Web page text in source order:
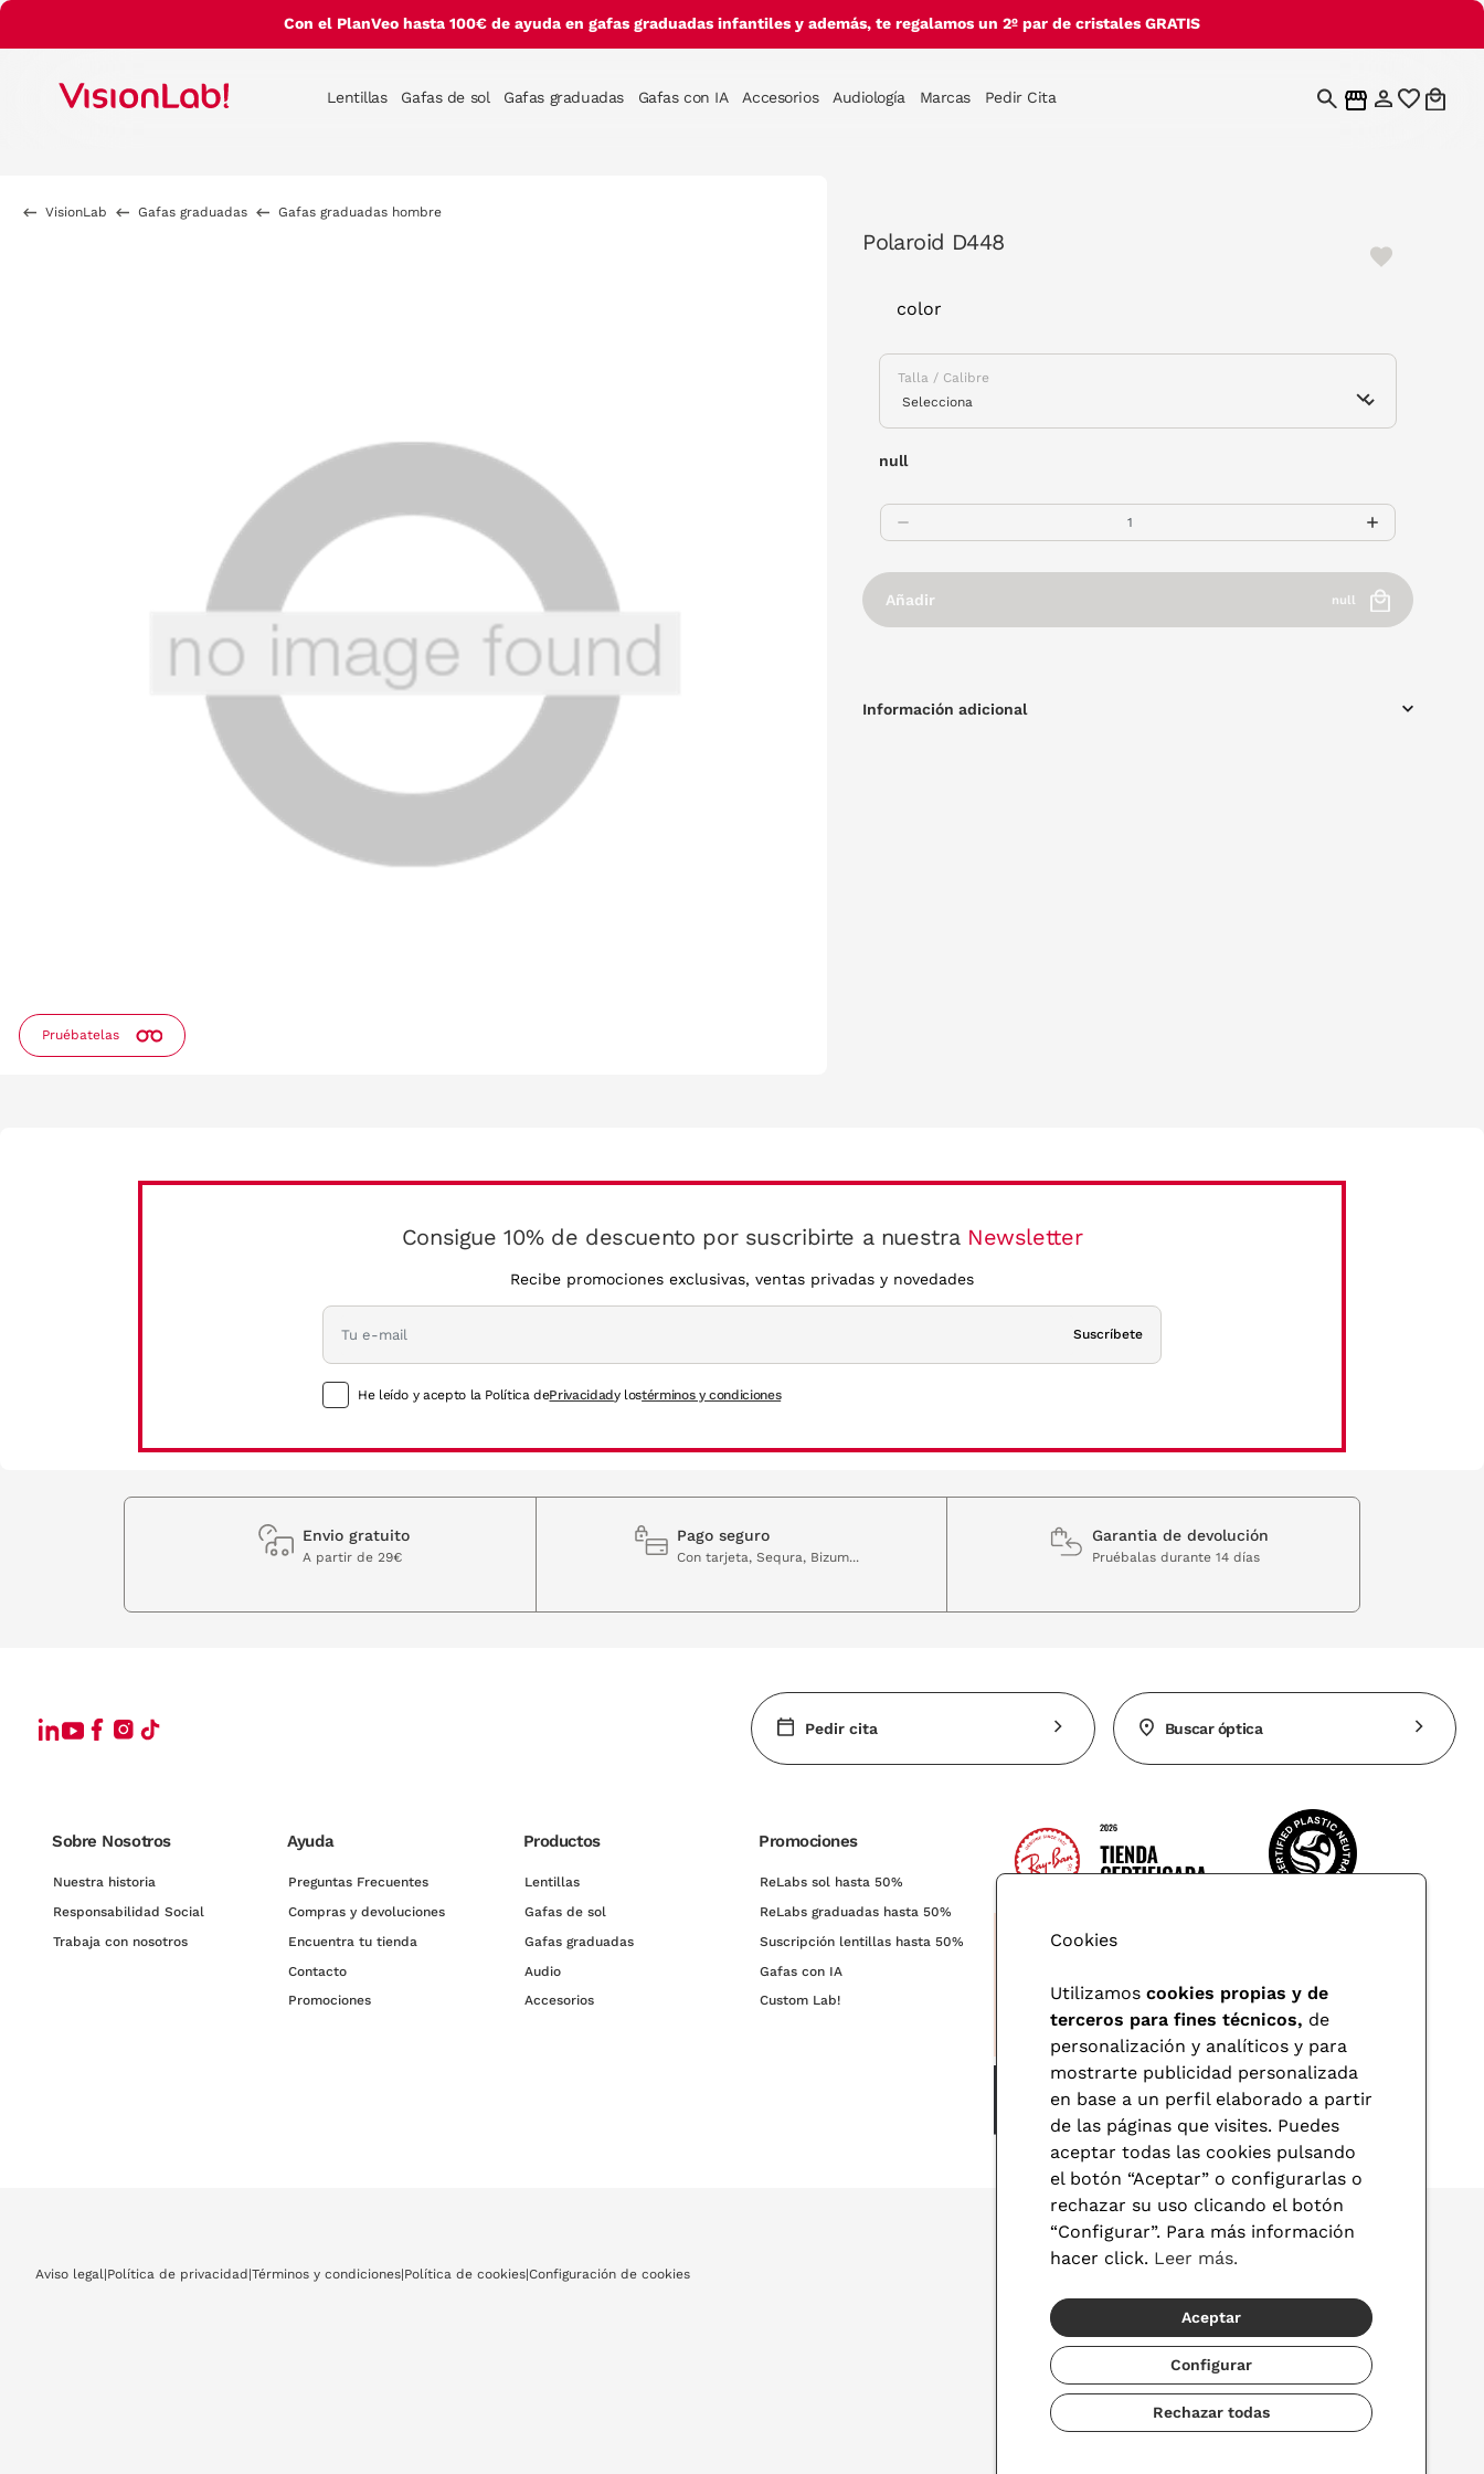
Con el PlanVeo hasta 100€ de ayuda en gafas graduadas infantiles y además, te regalamos un 2º par de cristales GRATIS
Lentillas Gafas de sol Gafas graduadas Gafas con IA Accesorios Audiología Marcas Pedir Cita
VisionLab Gafas graduadas Gafas graduadas hombre
Pruébatelas
Polaroid D448
color
Talla / Calibre
null
Añadir null
Información adicional
Consigue 10% de descuento por suscribirte a nuestra Newsletter
Recibe promociones exclusivas, ventas privadas y novedades
Suscríbete
He leído y acepto la Política dePrivacidady lostérminos y condiciones
Envio gratuito
A partir de 29€
Pago seguro
Con tarjeta, Sequra, Bizum...
Garantia de devolución
Pruébalas durante 14 días
Pedir cita Buscar óptica
Sobre Nosotros
Nuestra historia
Responsabilidad Social
Trabaja con nosotros
Ayuda
Preguntas Frecuentes
Compras y devoluciones
Encuentra tu tienda
Contacto
Promociones
Productos
Lentillas
Gafas de sol
Gafas graduadas
Audio
Accesorios
Promociones
ReLabs sol hasta 50%
ReLabs graduadas hasta 50%
Suscripción lentillas hasta 50%
Gafas con IA
Custom Lab!
Aviso legal |Política de privacidad|Términos y condiciones|Política de cookies|Configuración de cookies
© 2026 Visionlab
Cookies
Utilizamos cookies propias y de
terceros para fines técnicos, de
personalización y analíticos y para
mostrarte publicidad personalizada
en base a un perfil elaborado a partir
de las páginas que visites. Puedes
aceptar todas las cookies pulsando
el botón “Aceptar” o configurarlas o
rechazar su uso clicando el botón
“Configurar”. Para más información
hacer click. Leer más.
Aceptar
Configurar
Rechazar todas